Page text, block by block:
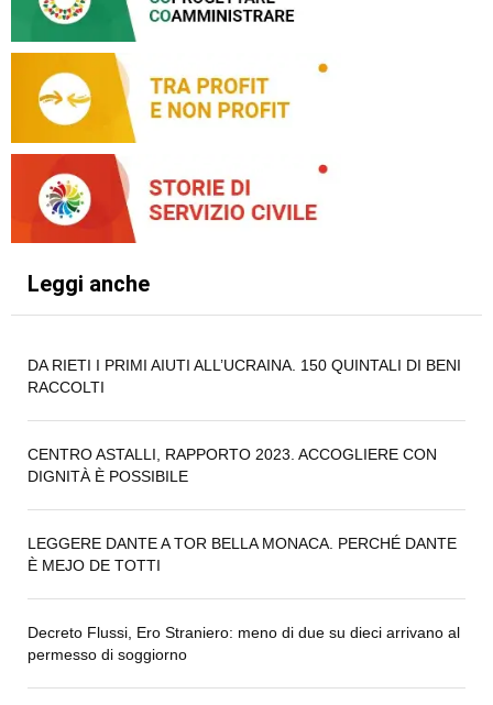
Leggi anche
DA RIETI I PRIMI AIUTI ALL’UCRAINA. 150 QUINTALI DI BENI
RACCOLTI
CENTRO ASTALLI, RAPPORTO 2023. ACCOGLIERE CON
DIGNITÀ È POSSIBILE
LEGGERE DANTE A TOR BELLA MONACA. PERCHÉ DANTE
È MEJO DE TOTTI
Decreto Flussi, Ero Straniero: meno di due su dieci arrivano al
permesso di soggiorno